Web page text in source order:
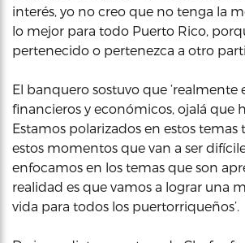
interés, yo no creo que no tenga la
lo mejor para todo Puerto Rico,
pertenecido o pertenezca a otro
El banquero sostuvo que ‘realmente
financieros y económicos, ojalá que
Estamos polarizados en estos temas
estos momentos que van a ser
enfocamos en los temas que son
realidad es que vamos a lograr una
vida para todos los puertorriqueños’.